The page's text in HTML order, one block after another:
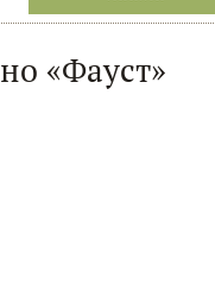
«Фауст»